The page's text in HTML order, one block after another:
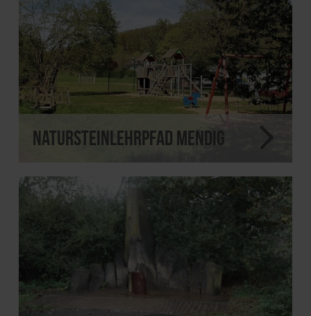
Natursteinlehrpfad Mendig